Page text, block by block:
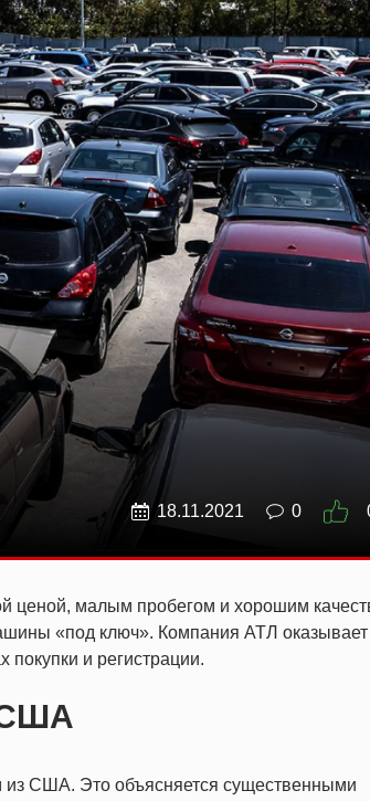
18.11.2021 0
ценой, малым пробегом и хорошим
«под ключ». Компания АТЛ оказывает
покупки и регистрации.
США
из США. Это объясняется существенными